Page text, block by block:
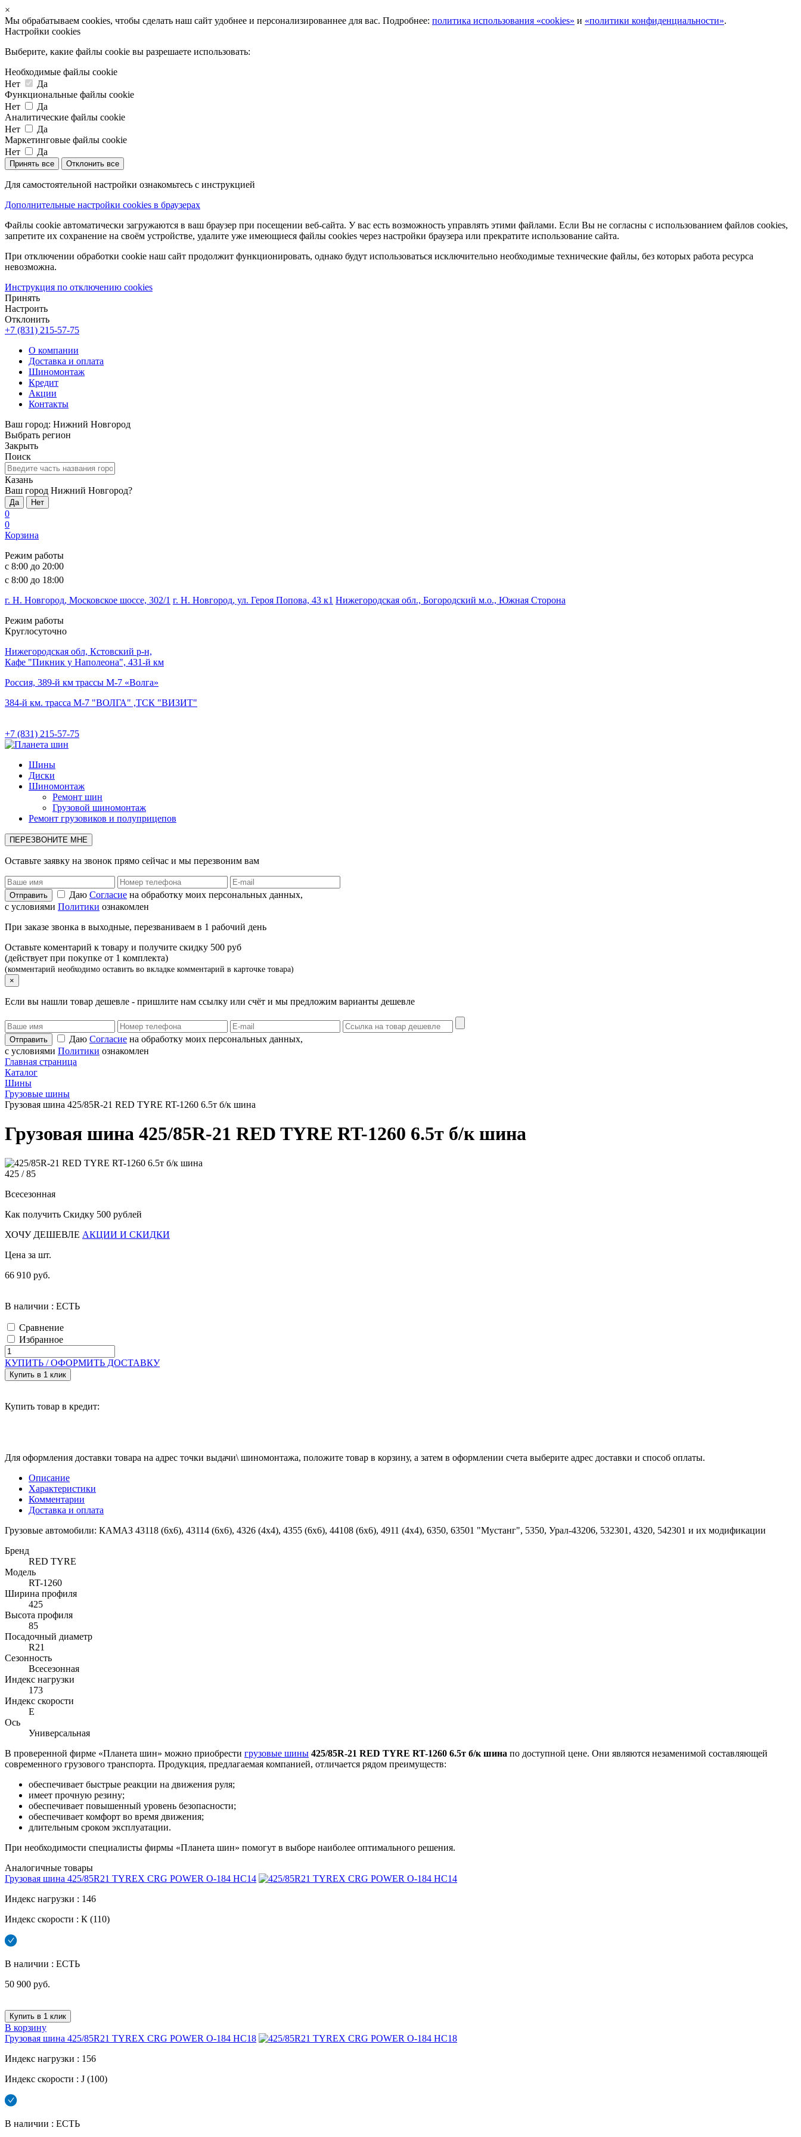
×
Мы обрабатываем cookies, чтобы сделать наш сайт удобнее и персонализированнее для вас. Подробнее: политика использования «cookies» и «политики конфиденциальности».
Настройки cookies
Выберите, какие файлы cookie вы разрешаете использовать:
Необходимые файлы cookie
Нет
Да
Функциональные файлы cookie
Нет
Да
Аналитические файлы cookie
Нет
Да
Маркетинговые файлы cookie
Нет
Да
Принять все Отклонить все
Для самостоятельной настройки ознакомьтесь с инструкцией
Дополнительные настройки cookies в браузерах
Файлы cookie автоматически загружаются в ваш браузер при посещении веб-сайта. У вас есть возможность управлять этими файлами. Если Вы не согласны с использованием файлов cookies,
запретите их сохранение на своём устройстве, удалите уже имеющиеся файлы cookies через настройки браузера или прекратите использование сайта.
При отключении обработки cookie наш сайт продолжит функционировать, однако будут использоваться исключительно необходимые технические файлы, без которых работа ресурса
невозможна.
Инструкция по отключению cookies
Принять
Настроить
Отклонить
+7 (831) 215-57-75
О компании
Доставка и оплата
Шиномонтаж
Кредит
Акции
Контакты
Ваш город: Нижний Новгород
Выбрать регион
Закрыть
Поиск
Казань
Ваш город Нижний Новгород?
Да Нет
0
0
Корзина
Режим работы
с 8:00 до 20:00
с 8:00 до 18:00
г. Н. Новгород, Московское шоссе, 302/1 г. Н. Новгород, ул. Героя Попова, 43 к1 Нижегородская обл., Богородский м.о., Южная Сторона
Режим работы
Круглосуточно
Нижегородская обл, Кстовский р-н,
Кафе "Пикник у Наполеона", 431-й км
Россия, 389-й км трассы М-7 «Волга»
384-й км. трасса М-7 "ВОЛГА" ,ТСК "ВИЗИТ"
+7 (831) 215-57-75
Шины
Диски
Шиномонтаж
Ремонт шин
Грузовой шиномонтаж
Ремонт грузовиков и полуприцепов
ПЕРЕЗВОНИТЕ МНЕ
Оставьте заявку на звонок прямо сейчас и мы перезвоним вам
Даю Согласие на обработку моих персональных данных,
с условиями Политики ознакомлен
При заказе звонка в выходные, перезваниваем в 1 рабочий день
Оставьте коментарий к товару и получите скидку 500 руб
(действует при покупке от 1 комплекта)
(комментарий необходимо оставить во вкладке комментарий в карточке товара)
×
Если вы нашли товар дешевле - пришлите нам ссылку или счёт и мы предложим варианты дешевле
Даю Согласие на обработку моих персональных данных,
с условиями Политики ознакомлен
Главная страница
Каталог
Шины
Грузовые шины
Грузовая шина 425/85R-21 RED TYRE RT-1260 6.5т б/к шина
Грузовая шина 425/85R-21 RED TYRE RT-1260 6.5т б/к шина
425 /85
Всесезонная
Как получить Скидку 500 рублей
ХОЧУ ДЕШЕВЛЕ АКЦИИ И СКИДКИ
Цена за шт.
66 910 руб.
В наличии : ЕСТЬ
Сравнение
Избранное
КУПИТЬ /ОФОРМИТЬ ДОСТАВКУ
Купить в 1 клик
Купить товар в кредит:
Для оформления доставки товара на адрес точки выдачи\ шиномонтажа, положите товар в корзину, а затем в оформлении счета выберите адрес доставки и способ оплаты.
Описание
Характеристики
Комментарии
Доставка и оплата
Грузовые автомобили: КАМАЗ 43118 (6х6), 43114 (6х6), 4326 (4х4), 4355 (6х6), 44108 (6х6), 4911 (4х4), 6350, 63501 "Мустанг", 5350, Урал-43206, 532301, 4320, 542301 и их модификации
Бренд
RED TYRE
Модель
RT-1260
Ширина профиля
425
Высота профиля
85
Посадочный диаметр
R21
Сезонность
Всесезонная
Индекс нагрузки
173
Индекс скорости
Е
Ось
Универсальная
В проверенной фирме «Планета шин» можно приобрести грузовые шины 425/85R-21 RED TYRE RT-1260 6.5т б/к шина по доступной цене. Они являются незаменимой составляющей
современного грузового транспорта. Продукция, предлагаемая компанией, отличается рядом преимуществ:
обеспечивает быстрые реакции на движения руля;
имеет прочную резину;
обеспечивает повышенный уровень безопасности;
обеспечивает комфорт во время движения;
длительным сроком эксплуатации.
При необходимости специалисты фирмы «Планета шин» помогут в выборе наиболее оптимального решения.
Аналогичные товары
Грузовая шина 425/85R21 TYREX CRG POWER О-184 НС14
Индекс нагрузки : 146
Индекс скорости : К (110)
В наличии : ЕСТЬ
50 900 руб.
Купить в 1 клик
В корзину
Грузовая шина 425/85R21 TYREX CRG POWER О-184 НС18
Индекс нагрузки : 156
Индекс скорости : J (100)
В наличии : ЕСТЬ